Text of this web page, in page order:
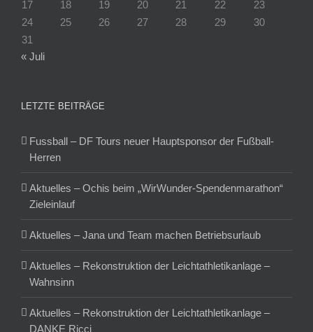
17
18 19 20 21 22
23
24
25 26 27 28 29
30
31
« Juli
LETZTE BEITRÄGE
Fussball – DF Tours neuer Hauptsponsor der Fußball-
Herren
Aktuelles – Ochis beim „WirWunder-Spendenmarathon“
Zieleinlauf
Aktuelles – Jana und Team machen Betriebsurlaub
Aktuelles – Rekonstruktion der Leichtathletikanlage –
Wahnsinn
Aktuelles – Rekonstruktion der Leichtathletikanlage –
DANKE Ricci